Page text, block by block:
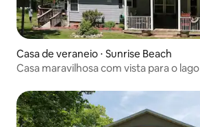
Casa de veraneio ⋅ Sunrise Beach
Casa maravilhosa com vista para o lago